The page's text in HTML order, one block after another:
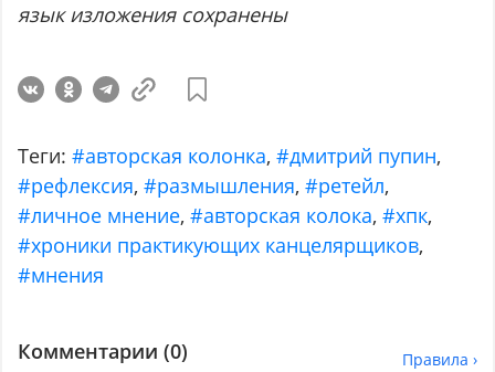
язык изложения сохранены
Теги: #авторская колонка,#дмитрий пупин,
#рефлексия,#размышления,#ретейл,
#личное мнение,#авторская колока,#хпк,
#хроники практикующих канцелярщиков,
#мнения
Комментарии (0) Правила ›